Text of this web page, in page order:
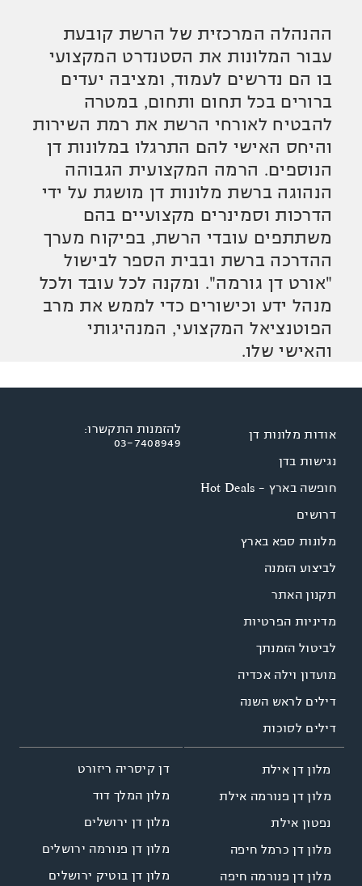
ההנהלה המרכזית של הרשת קובעת
עבור המלונות את הסטנדרט המקצועי
בו הם נדרשים לעמוד, ומציבה יעדים
ברורים בכל תחום ותחום, במטרה
להבטיח לאורחי הרשת את רמת השירות
והיחס האישי להם התרגלו במלונות דן
הנוספים. הרמה המקצועית הגבוהה
הנהוגה ברשת מלונות דן מושגת על ידי
הדרכות וסמינרים מקצועיים בהם
משתתפים עובדי הרשת, בפיקוח מערך
ההדרכה ברשת ובבית הספר לבישול
"אורט דן גורמה". ומקנה לכל עובד ולכל
מנהל ידע וכישורים כדי לממש את מרב
הפוטנציאל המקצועי, המנהיגותי
והאישי שלו.
אודות מלונות דן
נגישות בדן
חופשה בארץ - Hot Deals
דרושים
מלונות ספא בארץ
לביצוע הזמנה
תקנון האתר
מדיניות הפרטיות
לביטול הזמנתך
מועדון וילה אכדיה
דילים לראש השנה
דילים לסוכות
מלון דן אילת
מלון דן פנורמה אילת
נפטון אילת
מלון דן כרמל חיפה
מלון דן פנורמה חיפה
דן קיסריה ריזורט
מלון המלך דוד
מלון דן ירושלים
מלון דן פנורמה ירושלים
מלון דן בוטיק ירושלים
להזמנות התקשרו:
03-7408949